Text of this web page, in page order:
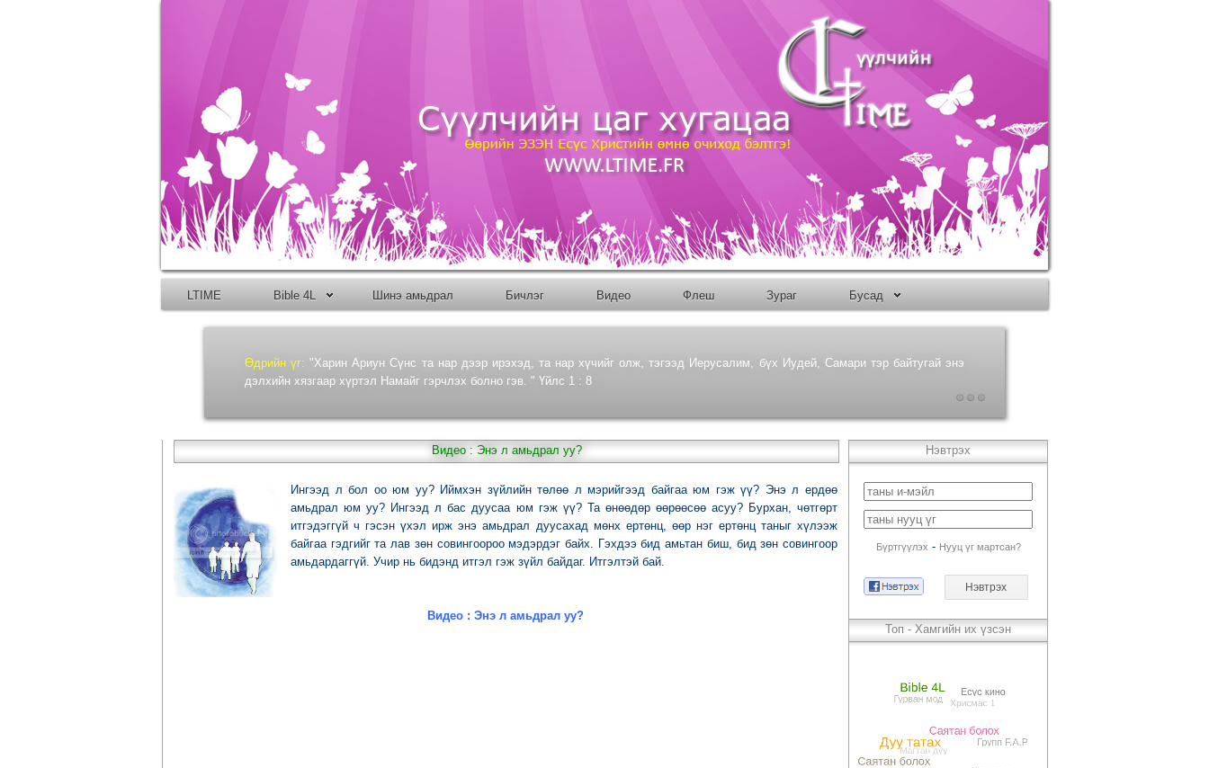
LTIME Bible 4L Шинэ амьдрал Бичлэг Bидео Флеш Зураг Бусад
Өдрийн үг:"Харин Ариун Сүнс та нар дээр ирэхэд, та нар хүчийг олж, тэгээд Иерусалим, бүх Иудей, Самари тэр байтугай энэ
дэлхийн хязгаар хүртэл Намайг гэрчлэх болно гэв. " Үйлс 1 : 8
Видео : Энэ л амьдрал уу?
Ингээд л бол оо юм уу? Иймхэн зүйлийн төлөө л мэрийгээд байгаа юм гэж үү? Энэ л ердөө
амьдрал юм уу? Ингээд л бас дуусаа юм гэж үү? Та өнөөдөр өөрөөсөө асуу? Бурхан, чөтгөрт
итгэдэггүй ч гэсэн үхэл ирж энэ амьдрал дуусахад мөнх ертөнц, өөр нэг ертөнц таныг хүлээж
байгаа гэдгийг та лав зөн совингоороо мэдэрдэг байх. Гэхдээ бид амьтан биш, бид зөн совингоор
амьдардаггүй. Учир нь бидэнд итгэл гэж зүйл байдаг. Итгэлтэй бай.
Видео : Энэ л амьдрал уу?
Нэвтрэх
Бүртгүүлэх - Нууц үг мартсан?
Топ - Хамгийн их үзсэн